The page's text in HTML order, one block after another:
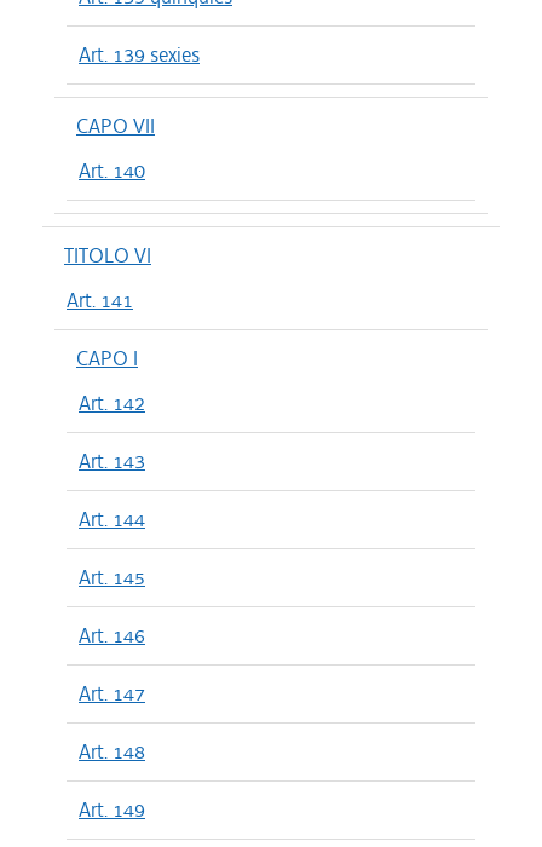
Art. 139 sexies
CAPO VII
Art. 140
TITOLO VI
Art. 141
CAPO I
Art. 142
Art. 143
Art. 144
Art. 145
Art. 146
Art. 147
Art. 148
Art. 149